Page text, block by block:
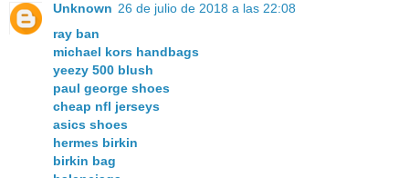
Unknown 26 de julio de 2018 a las 22:08
ray ban
michael kors handbags
yeezy 500 blush
paul george shoes
cheap nfl jerseys
asics shoes
hermes birkin
birkin bag